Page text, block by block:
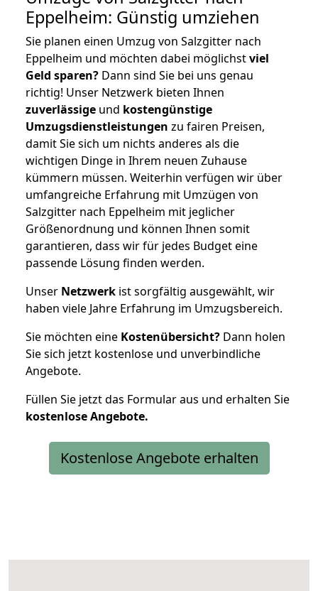
Eppelheim: Günstig umziehen
Sie planen einen Umzug von Salzgitter nach
Eppelheim und möchten dabei möglichstviel
Geld sparen? Dann sind Sie bei uns genau
richtig! Unser Netzwerk bieten Ihnen
zuverlässige und kostengünstige
Umzugsdienstleistungen zu fairen Preisen,
damit Sie sich um nichts anderes als die
wichtigen Dinge in Ihrem neuen Zuhause
kümmern müssen. Weiterhin verfügen wir über
umfangreiche Erfahrung mit Umzügen von
Salzgitter nach Eppelheim mit jeglicher
Größenordnung und können Ihnen somit
garantieren, dass wir für jedes Budget eine
passende Lösung finden werden.
Unser Netzwerk ist sorgfältig ausgewählt, wir
haben viele Jahre Erfahrung im Umzugsbereich.
Sie möchten eine Kostenübersicht? Dann holen
Sie sich jetzt kostenlose und unverbindliche
Angebote.
Füllen Sie jetzt das Formular aus und erhalten Sie
kostenloseAngebote.
Kostenlose Angebote erhalten